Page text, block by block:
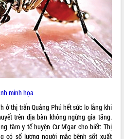
minh họa
ở thị trấn Quảng Phú hết sức lo lắng khi
trên địa bàn không ngừng gia tăng.
tâm y tế huyện Cư M'gar cho biết: Thị
có số lượng người mắc bệnh sốt xuất